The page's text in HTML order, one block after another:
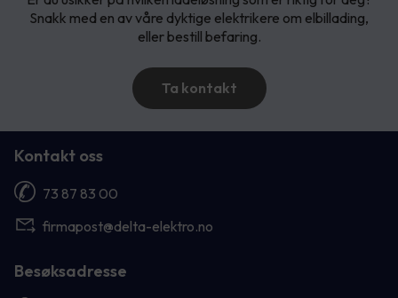
Snakk med en av våre dyktige elektrikere om elbillading,
eller bestill befaring.
Ta kontakt
Kontakt oss
73 87 83 00
firmapost@delta-elektro.no
Besøksadresse